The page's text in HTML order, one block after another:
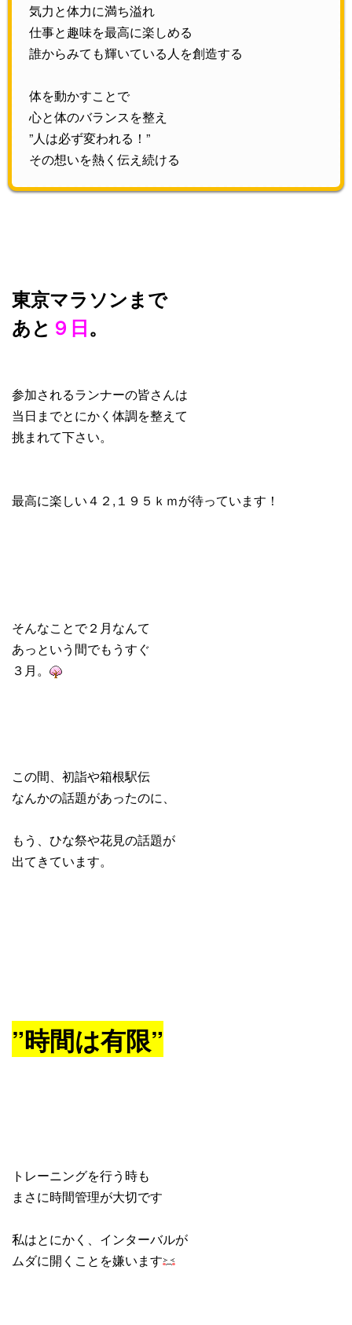
気力と体力に満ち溢れ
仕事と趣味を最高に楽しめる
誰からみても輝いている人を創造する
体を動かすことで
心と体のバランスを整え
”人は必ず変われる！”
その想いを熱く伝え続ける
東京マラソンまで
あと ９日。
参加されるランナーの皆さんは
当日までとにかく体調を整えて
挑まれて下さい。
最高に楽しい４２,１９５ｋｍが待っています！
そんなことで２月なんて
あっという間でもうすぐ
３月。
この間、初詣や箱根駅伝
なんかの話題があったのに、
もう、ひな祭や花見の話題が
出てきています。
”時間は有限”
トレーニングを行う時も
まさに時間管理が大切です
私はとにかく、インターバルが
ムダに開くことを嫌います